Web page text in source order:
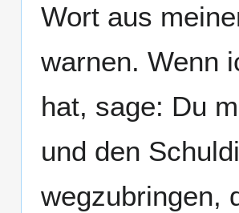
Wort aus
warnen. Wenn
hat, sage: Du
und den
wegzubringen,